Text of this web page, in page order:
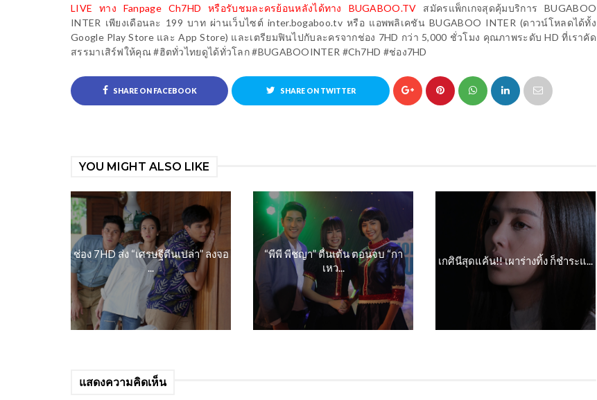
LIVE
ทาง Fanpage Ch7HDหรือรับชมละครย้อนหลังได้ทาง BUGABOO.TV สมัครแพ็กเกจสุดคุ้มบริการ BUGABOO
INTER เพียงเดือนละ 199 บาท ผ่านเว็บไซต์inter.bogaboo.tvหรือ แอพพลิเคชันBUGABOO INTER (ดาวน์โหลดได้ทั้ง
Google Play Store และApp Store) และเตรียมฟินไปกับละครจากช่อง 7HD กว่า 5,000 ชั่วโมง คุณภาพระดับHDที่เราคัด
สรรมาเสิร์ฟให้คุณ#ฮิตทั่วไทยดูได้ทั่วโลก#BUGABOOINTER #Ch7HD #ช่อง7HD
SHARE ON FACEBOOK SHARE ON TWITTER
YOU MIGHT ALSO LIKE
ช่อง 7HD ส่ง “เศรษฐีตีนเปล่า” ลงจอ
...
“พีพี พีชญา” ตื่นเต้น ตอนจบ “กา
เหว...
เกศินีสุดแค้น!! เผาร่างทิ้ง ก็ชำระแ...
แสดงความคิดเห็น